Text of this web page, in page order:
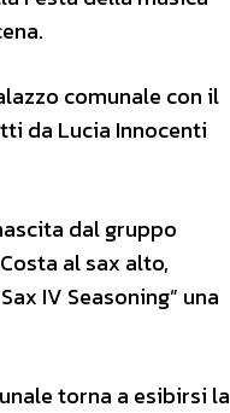
comunale con il
da Lucia Innocenti
dal gruppo
al sax alto,
IV Seasoning” una
torna a esibirsi la